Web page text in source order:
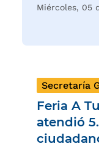
Miércoles, 05
Secretaría
Feria A
atendió